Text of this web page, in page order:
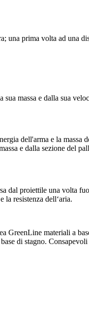
una prima volta ad una
massa e dalla sua
dell'arma e la massa
e dalla sezione del
dal proiettile una volta
la resistenza dell‘aria.
GreenLine materiali a
di stagno.